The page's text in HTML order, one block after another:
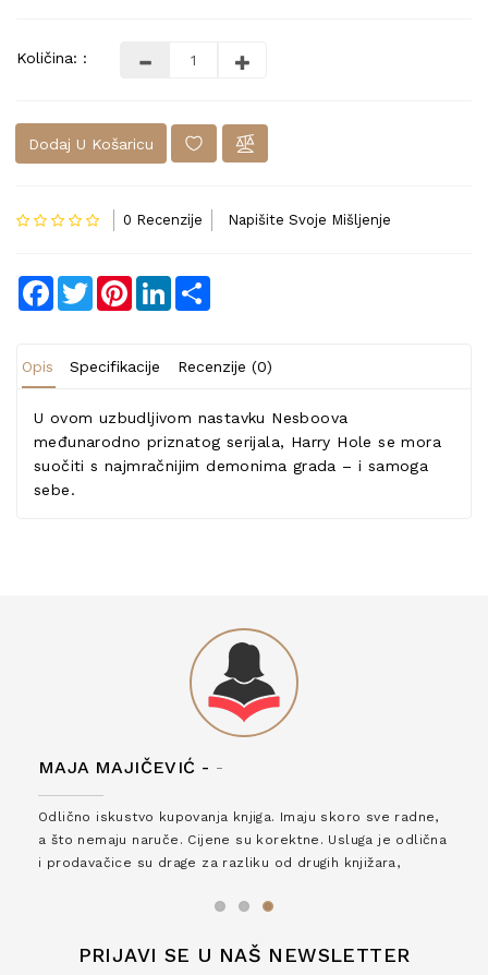
Količina: :
Dodaj U Košaricu
0 Recenzije Napišite Svoje Mišljenje
Facebook
TwitterPinterestLinkedIn
Opis Specifikacije Recenzije (0)
U ovom uzbudljivom nastavku Nesboova
međunarodno priznatog serijala, Harry Hole se mora
suočiti s najmračnijim demonima grada – i samoga
sebe.
MAJA MAJIČEVIĆ - -
Odlično iskustvo kupovanja knjiga. Imaju skoro sve radne,
a što nemaju naruče. Cijene su korektne. Usluga je odlična
i prodavačice su drage za razliku od drugih knjižara,
PRIJAVI SE U NAŠ NEWSLETTER